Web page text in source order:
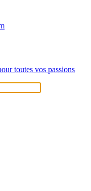
toutes vos passions